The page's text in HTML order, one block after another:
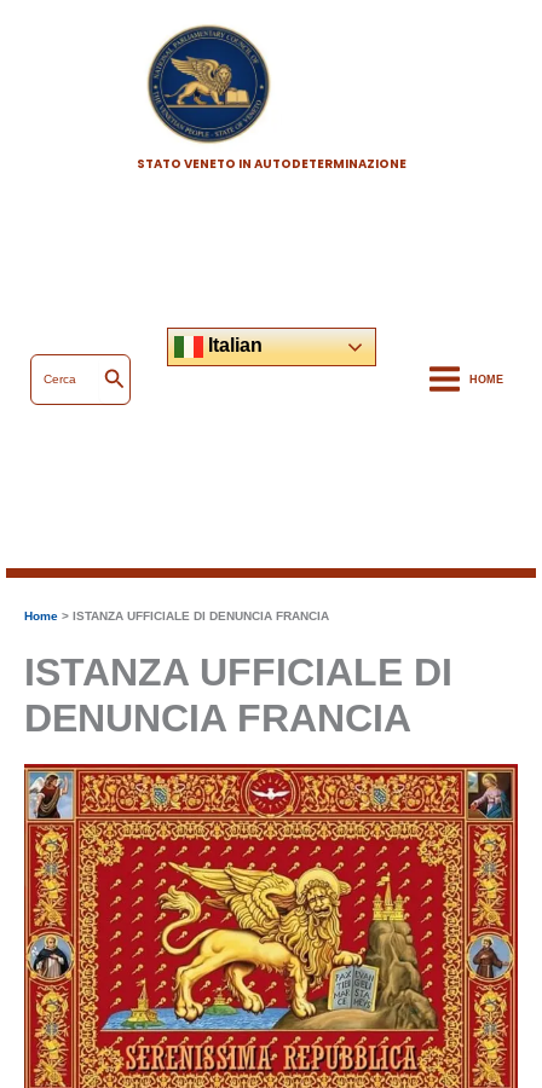
STATO VENETO IN AUTODETERMINAZIONE
Ricerca
per:
Cerca
Italian
HOME
Home ISTANZA UFFICIALE DI DENUNCIA FRANCIA
ISTANZA UFFICIALE DI
DENUNCIA FRANCIA